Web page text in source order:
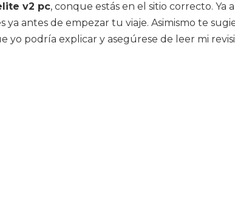
v2 pc, conque estás en el sitio correcto. Ya
ya antes de empezar tu viaje. Asimismo te
yo podría explicar y asegúrese de leer mi